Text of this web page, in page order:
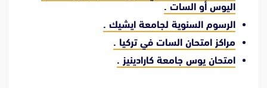
اليوس أو السات .
الرسوم السنوية لجامعة ايشيك .
مراكز امتحان السات في تركيا .
امتحان يوس جامعة كارادينيز .